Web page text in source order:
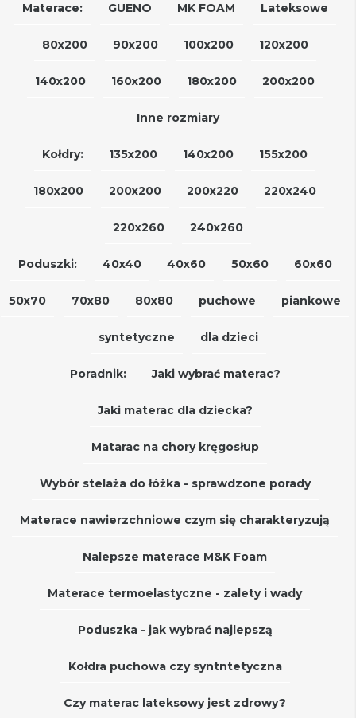
Materace: GUENO MK FOAM Lateksowe
80x200 90x200 100x200 120x200
140x200 160x200 180x200 200x200
Inne rozmiary
Kołdry: 135x200 140x200 155x200
180x200 200x200 200x220 220x240
220x260 240x260
Poduszki: 40x40 40x60 50x60 60x60
50x70 70x80 80x80 puchowe piankowe
syntetyczne dla dzieci
Poradnik: Jaki wybrać materac?
Jaki materac dla dziecka?
Matarac na chory kręgosłup
Wybór stelaża do łóżka - sprawdzone porady
Materace nawierzchniowe czym się charakteryzują
Nalepsze materace M&K Foam
Materace termoelastyczne - zalety i wady
Poduszka - jak wybrać najlepszą
Kołdra puchowa czy syntntetyczna
Czy materac lateksowy jest zdrowy?